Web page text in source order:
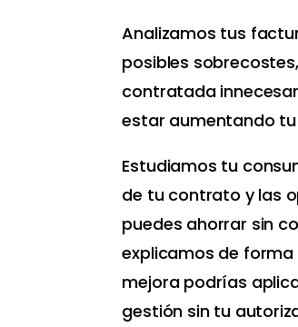
Analizamos tus
posibles
contratada
estar aumentando
Estudiamos tu
de tu contrato y las
puedes ahorrar sin
explicamos de
mejora podrías
gestión sin tu